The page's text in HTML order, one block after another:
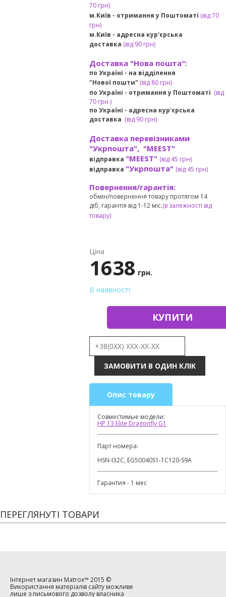
70 грн)
м.Київ - отримання у Поштоматі (від 70
грн)
м.Київ - адресна кур'єрська
доставка (від90 грн)
Доставка "Нова пошта":
по Україні - на відділення
"Нової пошти" (від 80 грн)
по Україні - отримання у Поштоматі (від
70 грн )
по Україні - адресна кур'єрська
доставка (від90 грн)
Доставка перевізниками
"Укрпошта", "MEEST"
відправка "MEEST" (від 45 грн)
відправка "Укрпошта" (від 45 грн)
Повернення/гарантія:
обмін/повернення товару протягом 14
діб, гарантія від 1-12 міс.(в залежності від
товару)
Ціна
1638 грн.
В наявності
КУПИТИ
Опис товару
Совместимые модели:
HP 13 Elite Dragonfly G1
Парт номера:
HSN-I32C, EG50040S1-1C120-S9A
Гарантия - 1 мес
ПЕРЕГЛЯНУТІ ТОВАРИ
Інтернет магазин Matrox™ 2015 ©
Використання матеріалів сайту можливе
лише з письмового дозволу власника